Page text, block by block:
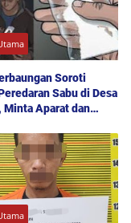
Soroti
Sabu di Desa
Minta Aparat dan